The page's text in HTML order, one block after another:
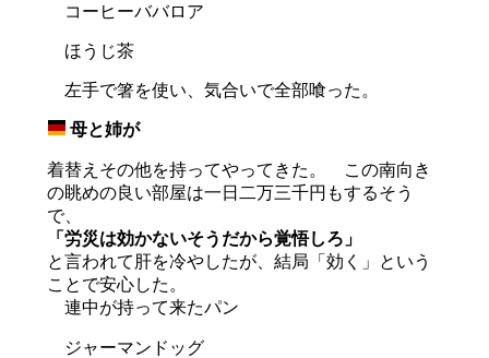
コーヒーババロア
ほうじ茶
左手で箸を使い、気合いで全部喰った。
母と姉が
着替えその他を持ってやってきた。 この南向き
の眺めの良い部屋は一日二万三千円もするそう
で、
「労災は効かないそうだから覚悟しろ」
と言われて肝を冷やしたが、結局「効く」という
ことで安心した。
連中が持って来たパン
ジャーマンドッグ